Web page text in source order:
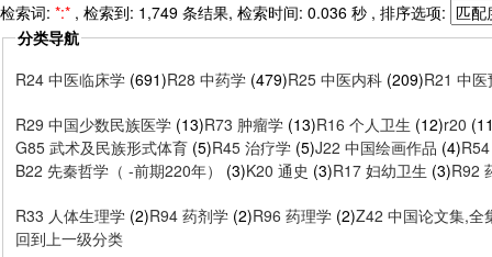
检索词: *:* , 检索到: 1,749 条结果, 检索时间: 0.036 秒 , 排序选项:
分类导航
R24 中医临床学 (691)R28 中药学 (479)R25 中医内科 (209)R21 中
R29 中国少数民族医学 (13)R73 肿瘤学 (13)R16 个人卫生 (12)r20
G85 武术及民族形式体育 (5)R45 治疗学 (5)J22 中国绘画作品 (4)
B22 先秦哲学（ -前期220年） (3)K20 通史 (3)R17 妇幼卫生 (3)R92
R33 人体生理学 (2)R94 药剂学 (2)R96 药理学 (2)Z42 中国论文集,全
回到上一级分类